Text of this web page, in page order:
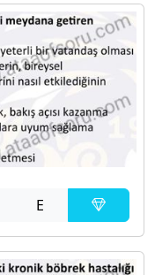
E